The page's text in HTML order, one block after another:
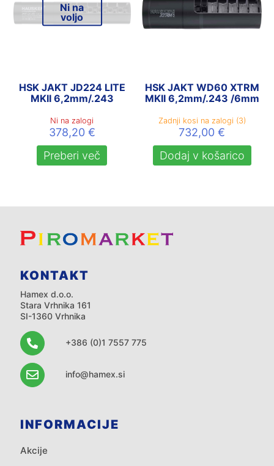
Ni na
voljo
HSK JAKT JD224 LITE
MKII 6,2mm/.243
Ni na zalogi
378,20 €
Preberi več
HSK JAKT WD60 XTRM
MKII 6,2mm/.243 /6mm
Zadnji kosi na zalogi (3)
732,00€
Dodaj v košarico
KONTAKT
Hamex d.o.o.
Stara Vrhnika 161
SI-1360 Vrhnika
+386 (0)1 7557 775
info@hamex.si
INFORMACIJE
Akcije